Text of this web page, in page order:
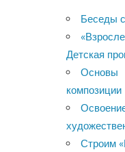
Беседы
Детская
Основы
композиции
Строим